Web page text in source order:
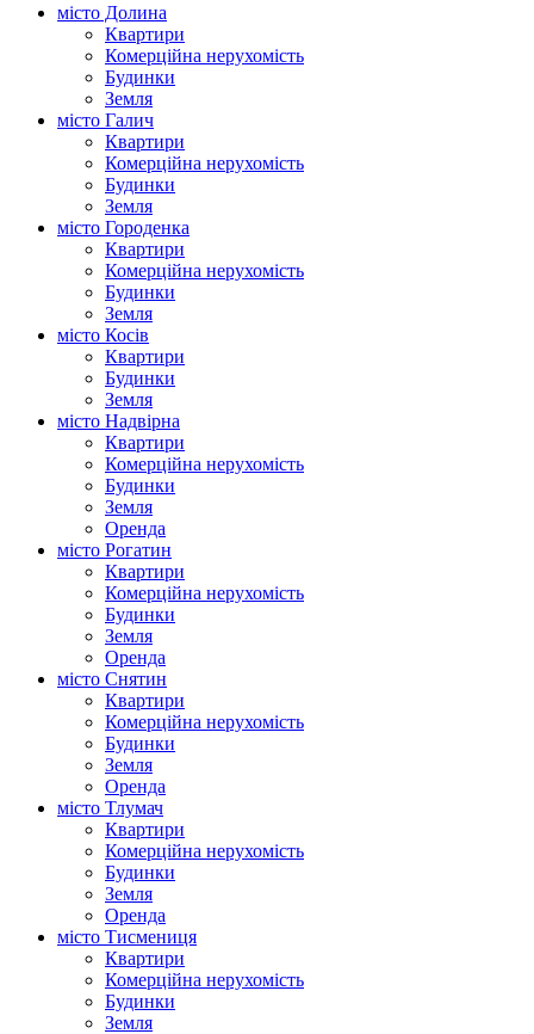
місто Долина
Квартири
Комерційна нерухомість
Будинки
Земля
місто Галич
Квартири
Комерційна нерухомість
Будинки
Земля
місто Городенка
Квартири
Комерційна нерухомість
Будинки
Земля
місто Косів
Квартири
Будинки
Земля
місто Надвірна
Квартири
Комерційна нерухомість
Будинки
Земля
Оренда
місто Рогатин
Квартири
Комерційна нерухомість
Будинки
Земля
Оренда
місто Снятин
Квартири
Комерційна нерухомість
Будинки
Земля
Оренда
місто Тлумач
Квартири
Комерційна нерухомість
Будинки
Земля
Оренда
місто Тисмениця
Квартири
Комерційна нерухомість
Будинки
Земля